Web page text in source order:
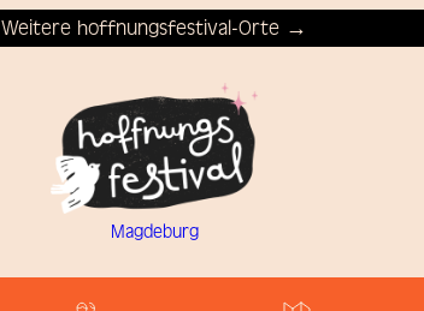
Weitere hoffnungsfestival-Orte →
Magdeburg